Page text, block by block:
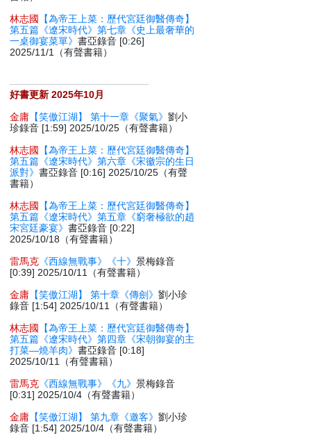
林志國
【為帝王上菜：歷代宮廷御醫傳奇】
第五篇《遼宋時代》第七章《史上最奢華的
一桌御宴菜單》書亞錄音 [0:26]
2025/11/1（有聲書籍）
好書更新 2025年10月
金庸 【笑傲江湖】 第十一章《聚氣》劉小
珍錄音 [1:59] 2025/10/25（有聲書籍）
林志國
【為帝王上菜：歷代宮廷御醫傳奇】
第五篇《遼宋時代》第六章《宋徽宗的生日
派對》書亞錄音 [0:16] 2025/10/25（有聲
書籍）
林志國
【為帝王上菜：歷代宮廷御醫傳奇】
第五篇《遼宋時代》第五章《窮奢極欲的趙
宋宮廷豪宴》書亞錄音 [0:22]
2025/10/18（有聲書籍）
雷馬克 《西線無戰事》《十》景梅錄音
[0:39] 2025/10/11（有聲書籍）
金庸 【笑傲江湖】 第十章《傳劍》劉小珍
錄音 [1:54] 2025/10/11（有聲書籍）
林志國
【為帝王上菜：歷代宮廷御醫傳奇】
第五篇《遼宋時代》第四章《宋朝御宴的主
打菜—燒羊肉》書亞錄音 [0:18]
2025/10/11（有聲書籍）
雷馬克 《西線無戰事》《九》景梅錄音
[0:31] 2025/10/4（有聲書籍）
金庸 【笑傲江湖】 第九章《邀客》劉小珍
錄音 [1:54] 2025/10/4（有聲書籍）